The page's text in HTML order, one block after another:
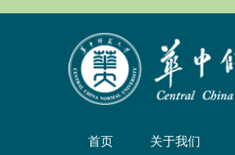
首页 关于我们